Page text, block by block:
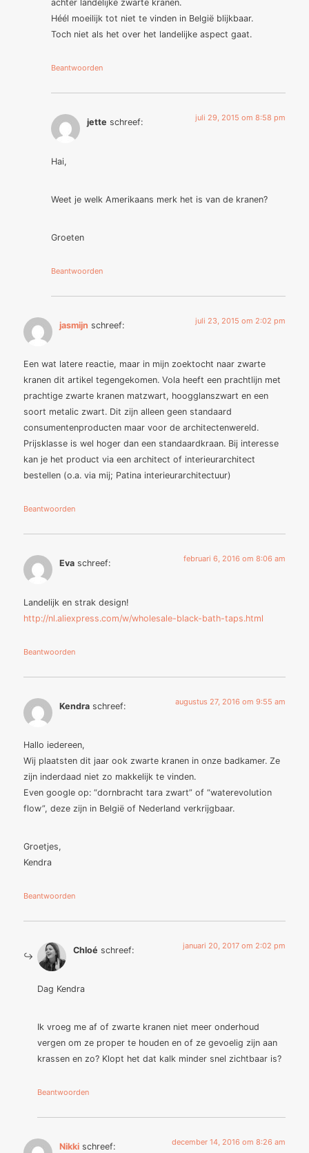
achter landelijke zwarte kranen.
Héél moeilijk tot niet te vinden in België blijkbaar.
Toch niet als het over het landelijke aspect gaat.
Beantwoorden
jette schreef: juli 29, 2015 om 8:58 pm
Hai,
Weet je welk Amerikaans merk het is van de kranen?
Groeten
Beantwoorden
jasmijn schreef: juli 23, 2015 om 2:02 pm
Een wat latere reactie, maar in mijn zoektocht naar zwarte
kranen dit artikel tegengekomen. Vola heeft een prachtlijn met
prachtige zwarte kranen matzwart, hoogglanszwart en een
soort metalic zwart. Dit zijn alleen geen standaard
consumentenproducten maar voor de architectenwereld.
Prijsklasse is wel hoger dan een standaardkraan. Bij interesse
kan je het product via een architect of interieurarchitect
bestellen (o.a. via mij; Patina interieurarchitectuur)
Beantwoorden
Eva schreef: februari 6, 2016 om 8:06 am
Landelijk en strak design!
http://nl.aliexpress.com/w/wholesale-black-bath-taps.html
Beantwoorden
Kendra schreef: augustus 27, 2016 om 9:55 am
Hallo iedereen,
Wij plaatsten dit jaar ook zwarte kranen in onze badkamer. Ze
zijn inderdaad niet zo makkelijk te vinden.
Even google op: “dornbracht tara zwart” of “waterevolution
flow”, deze zijn in België of Nederland verkrijgbaar.
Groetjes,
Kendra
Beantwoorden
Chloé schreef: januari 20, 2017 om 2:02 pm
Dag Kendra
Ik vroeg me af of zwarte kranen niet meer onderhoud
vergen om ze proper te houden en of ze gevoelig zijn aan
krassen en zo? Klopt het dat kalk minder snel zichtbaar is?
Beantwoorden
Nikki schreef: december 14, 2016 om 8:26 am